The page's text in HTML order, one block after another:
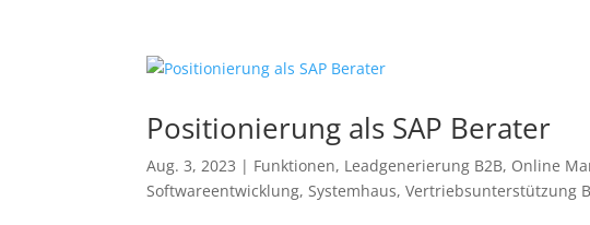
Positionierung als SAP Berater
Aug. 3, 2023 | Funktionen, Leadgenerierung B2B, Online
Softwareentwicklung,Systemhaus,Vertriebsunterstützung